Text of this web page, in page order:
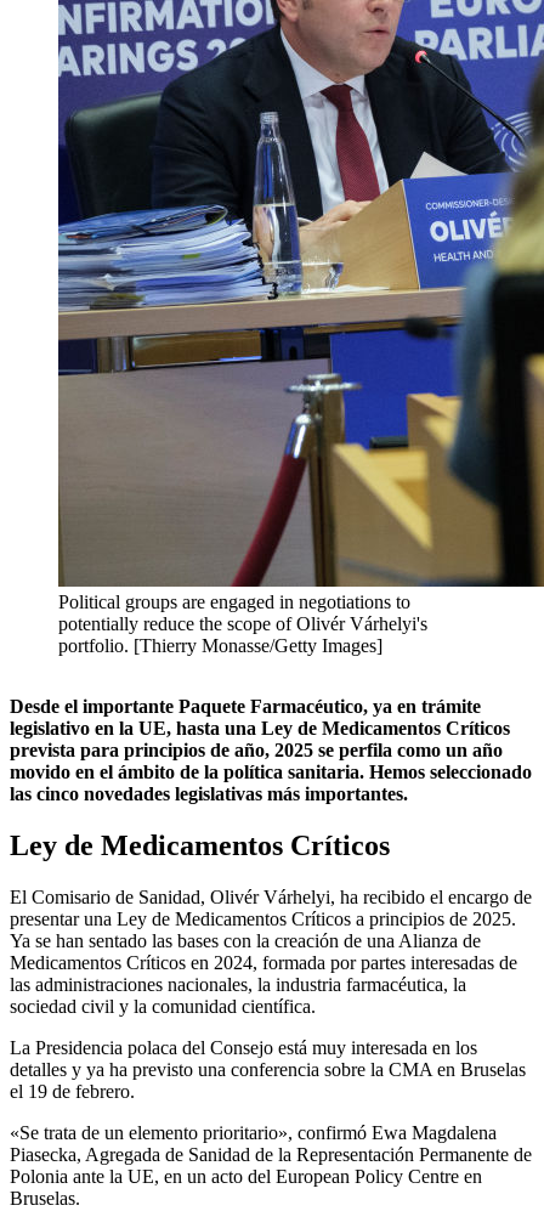
Political groups are engaged in negotiations to
potentially reduce the scope of Olivér Várhelyi's
portfolio. [Thierry Monasse/Getty Images]
Desde el importante Paquete Farmacéutico, ya en trámite
legislativo en la UE, hasta una Ley de Medicamentos Críticos
prevista para principios de año, 2025 se perfila como un año
movido en el ámbito de la política sanitaria. Hemos seleccionado
las cinco novedades legislativas más importantes.
Ley de Medicamentos Críticos
El Comisario de Sanidad, Olivér Várhelyi, ha recibido el encargo de
presentar una Ley de Medicamentos Críticos a principios de 2025.
Ya se han sentado las bases con la creación de una Alianza de
Medicamentos Críticos en 2024, formada por partes interesadas de
las administraciones nacionales, la industria farmacéutica, la
sociedad civil y la comunidad científica.
La Presidencia polaca del Consejo está muy interesada en los
detalles y ya ha previsto una conferencia sobre la CMA en Bruselas
el 19 de febrero.
«Se trata de un elemento prioritario», confirmó Ewa Magdalena
Piasecka, Agregada de Sanidad de la Representación Permanente de
Polonia ante la UE, en un acto del European Policy Centre en
Bruselas.